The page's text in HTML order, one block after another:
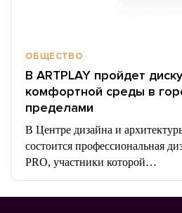
ОБЩЕСТВО
В ARTPLAY пройдет
комфортной среды в
пределами
В Центре дизайна и
состоится профессиональная
PRO, участники которой…